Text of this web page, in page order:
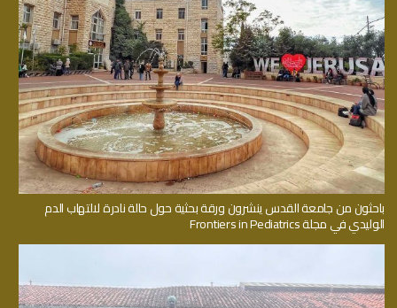
باحثون من جامعة القدس ينشرون ورقة بحثية حول حالة نادرة لالتهاب الدم
الوليدي في مجلة Frontiers in Pediatrics